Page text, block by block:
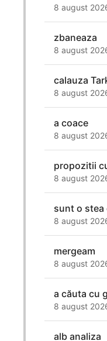
8 august
zbaneaza
8 august
calauza
8 august
a coace
8 august
propozitii
8 august
sunt o
8 august
mergeam
8 august
a căuta cu
8 august
alb analiza